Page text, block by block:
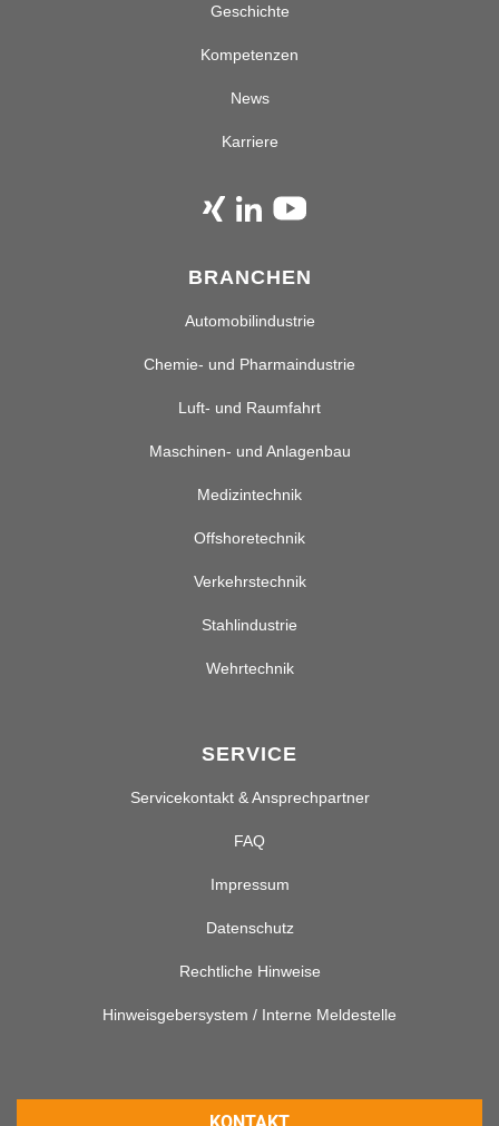
Geschichte
Kompetenzen
News
Karriere
BRANCHEN
Automobilindustrie
Chemie- und Pharmaindustrie
Luft- und Raumfahrt
Maschinen- und Anlagenbau
Medizintechnik
Offshoretechnik
Verkehrstechnik
Stahlindustrie
Wehrtechnik
SERVICE
Servicekontakt & Ansprechpartner
FAQ
Impressum
Datenschutz
Rechtliche Hinweise
Hinweisgebersystem / Interne Meldestelle